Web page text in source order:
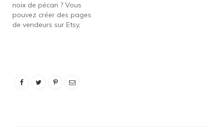
noix de pécan ? Vous
pouvez créer des pages
de vendeurs sur Etsy,
vendre aux personnes de